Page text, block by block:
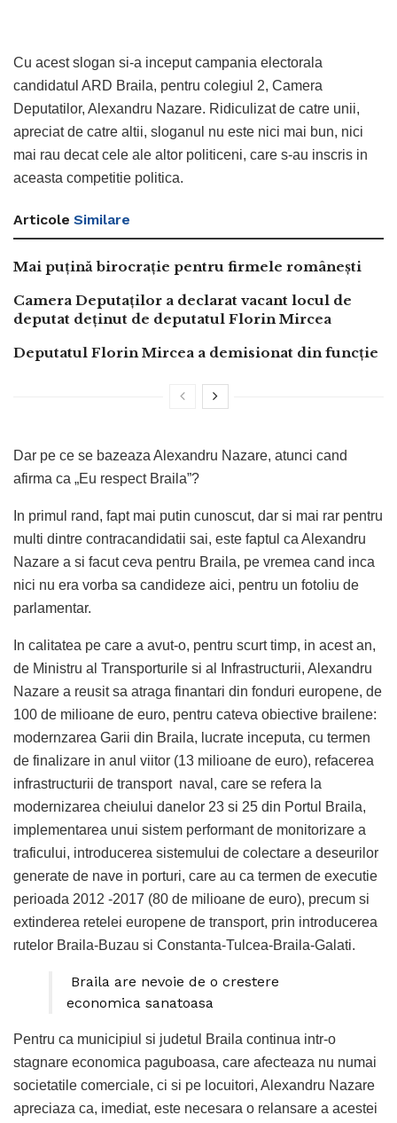
Cu acest slogan si-a inceput campania electorala
candidatul ARD Braila, pentru colegiul 2, Camera
Deputatilor, Alexandru Nazare. Ridiculizat de catre unii,
apreciat de catre altii, sloganul nu este nici mai bun, nici
mai rau decat cele ale altor politiceni, care s-au inscris in
aceasta competitie politica.
Articole Similare
Mai puțină birocrație pentru firmele românești
Camera Deputaților a declarat vacant locul de
deputat deținut de deputatul Florin Mircea
Deputatul Florin Mircea a demisionat din funcție
Dar pe ce se bazeaza Alexandru Nazare, atunci cand
afirma ca „Eu respect Braila”?
In primul rand, fapt mai putin cunoscut, dar si mai rar pentru
multi dintre contracandidatii sai, este faptul ca Alexandru
Nazare a si facut ceva pentru Braila, pe vremea cand inca
nici nu era vorba sa candideze aici, pentru un fotoliu de
parlamentar.
In calitatea pe care a avut-o, pentru scurt timp, in acest an,
de Ministru al Transporturile si al Infrastructurii, Alexandru
Nazare a reusit sa atraga finantari din fonduri europene, de
100 de milioane de euro, pentru cateva obiective brailene:
modernzarea Garii din Braila, lucrate inceputa, cu termen
de finalizare in anul viitor (13 milioane de euro), refacerea
infrastructurii de transport naval, care se refera la
modernizarea cheiului danelor 23 si 25 din Portul Braila,
implementarea unui sistem performant de monitorizare a
traficului, introducerea sistemului de colectare a deseurilor
generate de nave in porturi, care au ca termen de executie
perioada 2012 -2017 (80 de milioane de euro), precum si
extinderea retelei europene de transport, prin introducerea
rutelor Braila-Buzau si Constanta-Tulcea-Braila-Galati.
Braila are nevoie de o crestere
economica sanatoasa
Pentru ca municipiul si judetul Braila continua intr-o
stagnare economica paguboasa, care afecteaza nu numai
societatile comerciale, ci si pe locuitori, Alexandru Nazare
apreciaza ca, imediat, este necesara o relansare a acestei